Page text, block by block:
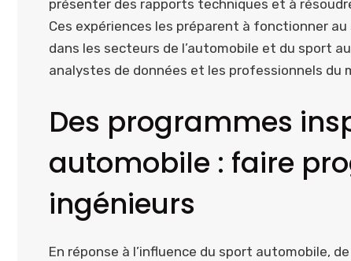
présenter des rapports techniques et à
Ces expériences les préparent à fonctionner
dans les secteurs de l’automobile et du sport
analystes de données et les professionnels
Des programmes
automobile : faire
ingénieurs
En réponse à l’influence du sport automobile,